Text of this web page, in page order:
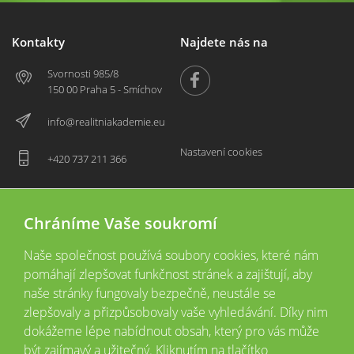
Kontakty
Svornosti 985/8
150 00 Praha 5 - Smíchov
info@realitniakademie.eu
+420 737 211 366
Najdete nás na
Nastavení cookies
2026 © CopyrightVšechna práva vyhrazena
Tyto webové stránky jsou provozovány společností Realitní akademie České
Chráníme Vaše soukromí
Naše společnost používá soubory cookies, které nám
pomáhají zlepšovat funkčnost stránek a zajištují, aby
naše stránky fungovaly bezpečně, neustále se
zlepšovaly a přizpůsobovaly vaše vyhledávání. Díky nim
dokážeme lépe nabídnout obsah, který pro vás může
být zajímavý a užitečný. Kliknutím na tlačítko